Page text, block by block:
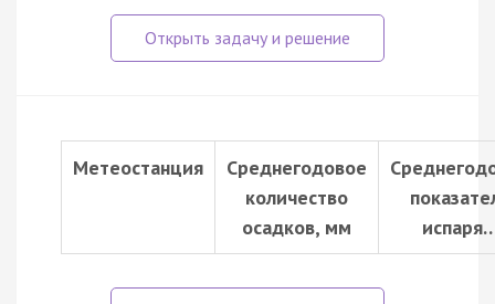
Метеостанция
Среднегодовое
количество
осадков, мм